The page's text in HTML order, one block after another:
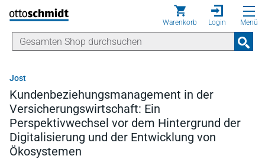
Direkt zum Inhalt
Warenkorb Login Menü
Jost
Kundenbeziehungsmanagement in der
Versicherungswirtschaft: Ein
Perspektivwechsel vor dem Hintergrund der
Digitalisierung und der Entwicklung von
Ökosystemen